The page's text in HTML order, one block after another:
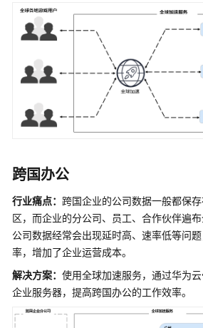
全
球
加
速
服
什
全
加
速
服
务
产
品
优
跨国办公
行业痛点： 跨国企业的公司数据一般都保
区，而企业的分公司、员工、合作伙伴遍
公司数据经常会出现延时高、速率低等问
率，增加了企业运营成本。
解决方案： 使用全球加速服务，通过华为
企业服务器，提高跨国办公的工作效率。